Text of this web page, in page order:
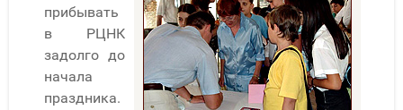
прибывать
в РЦНК
задолго до
начала
праздника.